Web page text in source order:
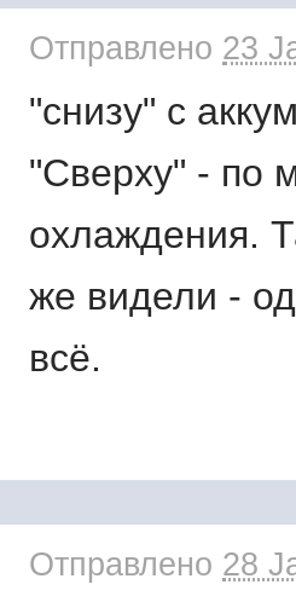
Отправлено 23
"снизу" с
"Сверху" - по
охлаждения.
же видели -
всё.
Отправлено 28